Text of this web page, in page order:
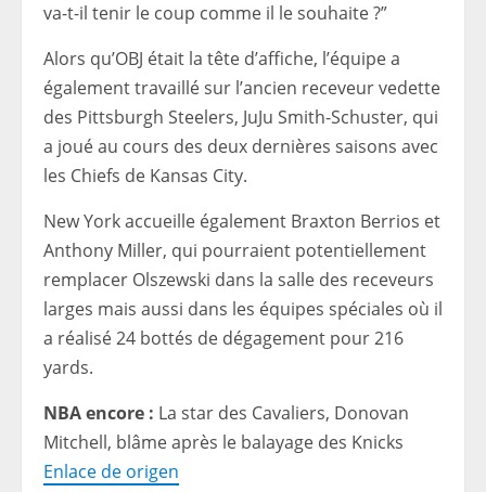
va-t-il tenir le coup comme il le souhaite ?”
Alors qu’OBJ était la tête d’affiche, l’équipe a
également travaillé sur l’ancien receveur vedette
des Pittsburgh Steelers, JuJu Smith-Schuster, qui
a joué au cours des deux dernières saisons avec
les Chiefs de Kansas City.
New York accueille également Braxton Berrios et
Anthony Miller, qui pourraient potentiellement
remplacer Olszewski dans la salle des receveurs
larges mais aussi dans les équipes spéciales où il
a réalisé 24 bottés de dégagement pour 216
yards.
NBA encore : La star des Cavaliers, Donovan
Mitchell, blâme après le balayage des Knicks
Enlace de origen